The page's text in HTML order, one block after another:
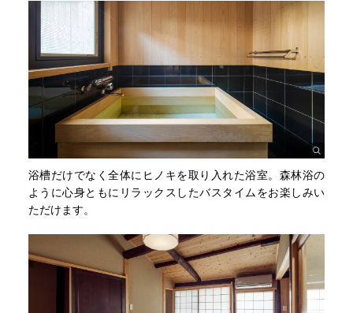
浴槽だけでなく全体にヒノキを取り入れた浴室。森林浴の
ように心身ともにリラックスしたバスタイムをお楽しみい
ただけます。